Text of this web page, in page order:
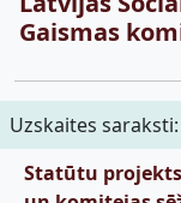
Gaismas
Uzskaites saraksti:
Statūtu